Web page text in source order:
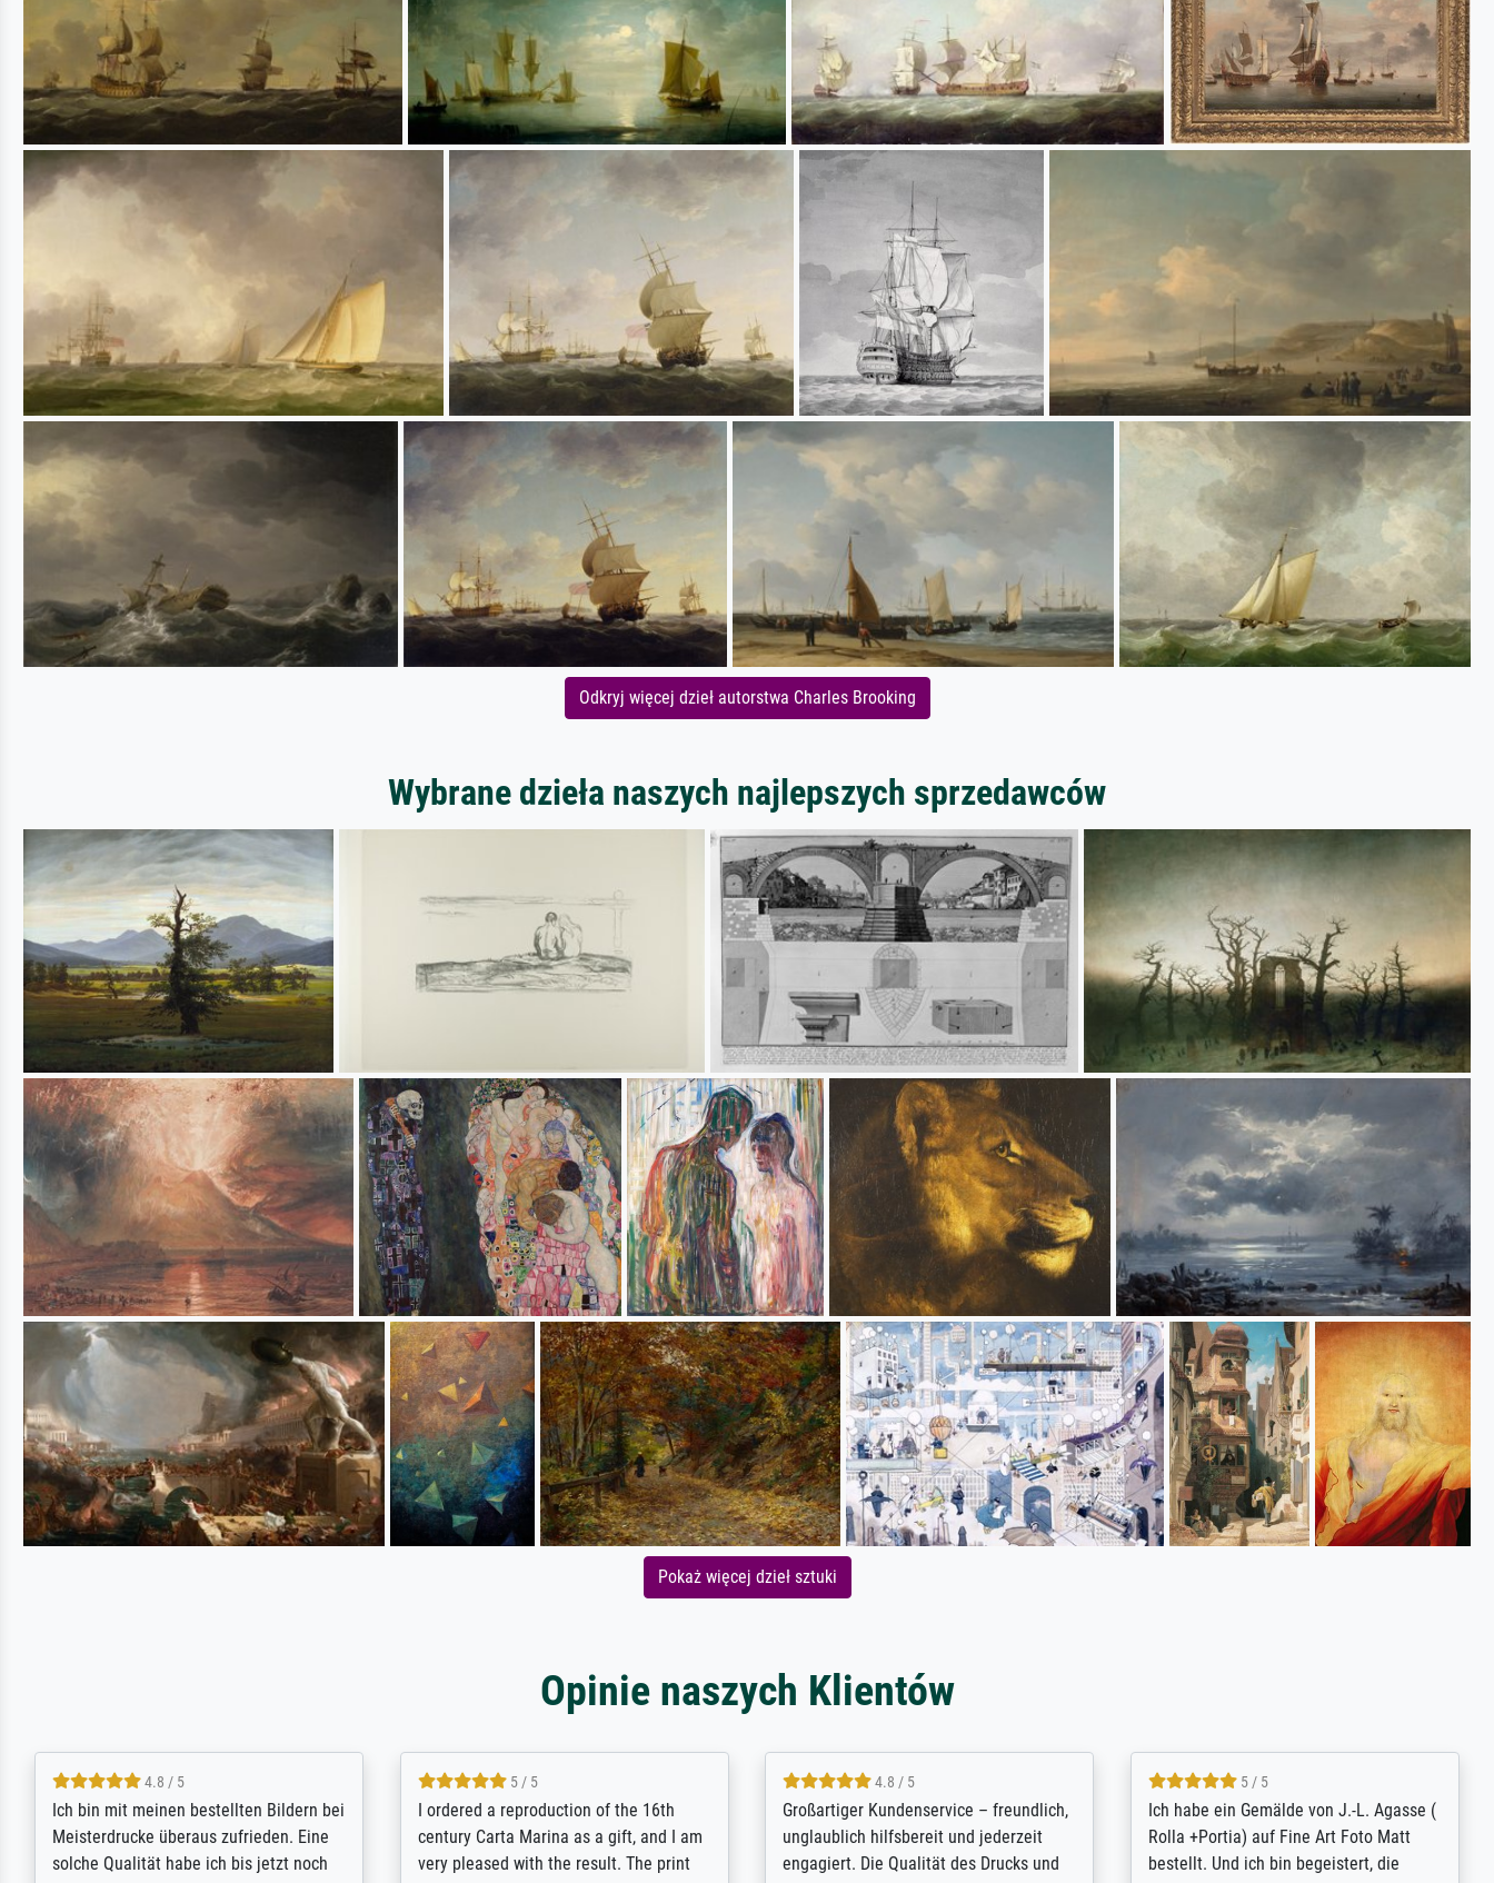
Odkryj więcej dzieł autorstwa Charles Brooking
Wybrane dzieła naszych najlepszych sprzedawców
Pokaż więcej dzieł sztuki
Opinie naszych Klientów
5 / 5
Rundum positive Erfahrung. Die
Ausführung des Auftrags hat eine Weile
gedauert, die angekündigte Lieferzeit
5 / 5
The team at Meisterdrucke strives to
meet its clients demands, and provides
expert advice on how to obtain the best
5 / 5
Outstanding quality and customer
support. - the quality of the printing is
excellent and difficult to distinguish
4.8 / 5
Qualité absolument irréprochable.
Extraordinaire diversité des thèmes
abordés et personnalisation des